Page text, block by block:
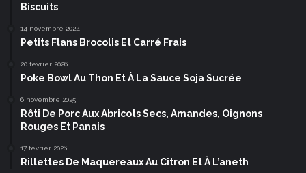
Biscuits
14 novembre 2024
Petits Flans Brocolis Et Carré Frais
20 février 2026
Poke Bowl Au Thon Et À La Sauce Soja Sucrée
6 novembre 2025
Rôti De Porc Aux Abricots Secs, Amandes, Oignons
Rouges Et Panais
17 février 2026
Rillettes De Maquereaux Au Citron Et À L’aneth